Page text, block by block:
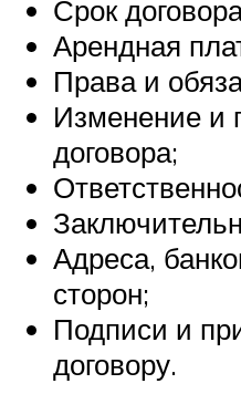
Срок
Арендная
Права и
Изменение и
договора;
Адреса,
сторон;
Подписи и
договору.